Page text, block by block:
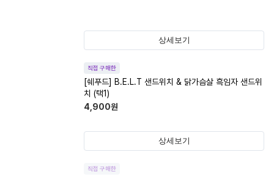
상세보기
직접 구매한
[쉐푸드] B.E.L.T 샌드위치 & 닭가슴살 흑임자 샌드위
치 (택1)
4,900원
상세보기
직접 구매한